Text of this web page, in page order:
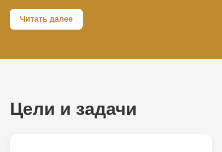
Читать далее
Цели и задачи